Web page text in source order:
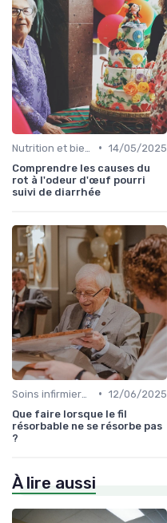
• 14/05/2025
Comprendre les causes du
rot à l'odeur d'œuf pourri
suivi de diarrhée
• 12/06/2025
Que faire lorsque le fil
résorbable ne se résorbe pas
?
À lire aussi